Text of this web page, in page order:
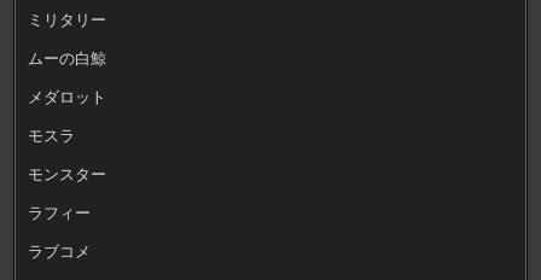
ミリタリー
ムーの白鯨
メダロット
モスラ
モンスター
ラフィー
ラブコメ